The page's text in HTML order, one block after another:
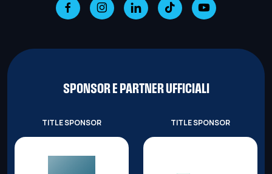
SPONSOR E PARTNER UFFICIALI
TITLE SPONSOR TITLE SPONSOR